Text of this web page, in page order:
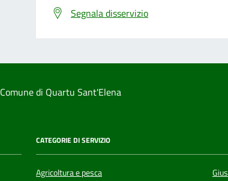
Segnala disservizio
Comune di Quartu Sant'Elena
CATEGORIE DI SERVIZIO
Agricoltura e pesca